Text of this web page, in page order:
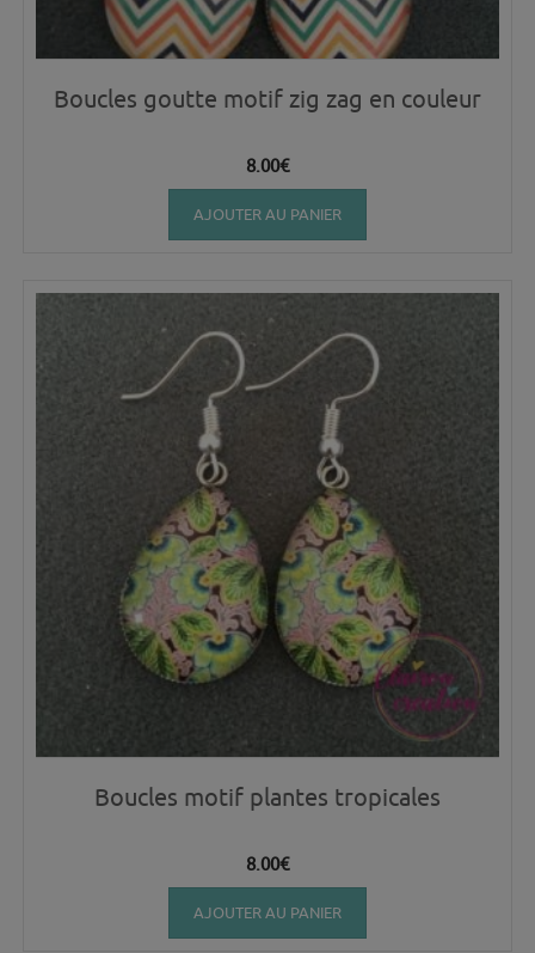
Boucles goutte motif zig zag en couleur
8.00€
AJOUTER AU PANIER
Boucles motif plantes tropicales
8.00€
AJOUTER AU PANIER